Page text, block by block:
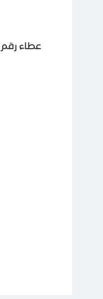
عطاء رقم 51/2014 شفاطات هواء لصالح وزارة التربية والتعليم